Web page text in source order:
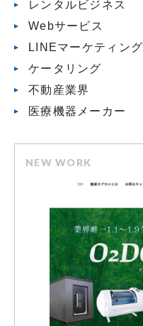
レンタルビジネス
Webサービス
LINEマーケティング
ケータリング
不動産業界
医療機器メーカー
NEW WORK